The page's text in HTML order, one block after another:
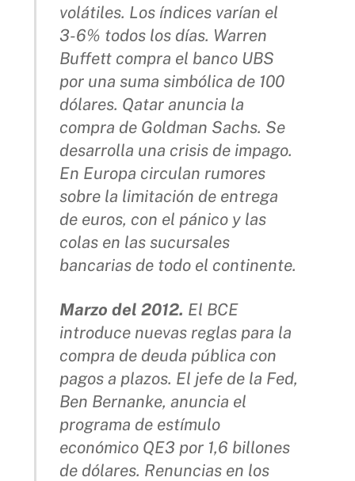
volátiles. Los índices varían el
3-6% todos los días. Warren
Buffett compra el banco UBS
por una suma simbólica de 100
dólares. Qatar anuncia la
compra de Goldman Sachs. Se
desarrolla una crisis de impago.
En Europa circulan rumores
sobre la limitación de entrega
de euros, con el pánico y las
colas en las sucursales
bancarias de todo el continente.
Marzo del 2012. El BCE
introduce nuevas reglas para la
compra de deuda pública con
pagos a plazos. El jefe de la Fed,
Ben Bernanke, anuncia el
programa de estímulo
económico QE3 por 1,6 billones
de dólares. Renuncias en los